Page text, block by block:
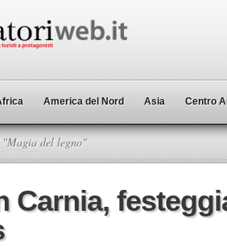
America del Nord Asia Centro
"Magia del legno"
Carnia,